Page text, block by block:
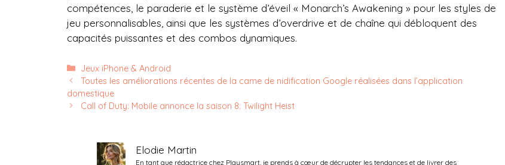
compétences, le paraderie et le système d’éveil « Monarch’s Awakening » pour les styles de
jeu personnalisables, ainsi que les systèmes d’overdrive et de chaîne qui débloquent des
capacités puissantes et des combos dynamiques.
Catégories
Jeux iPhone & Android
Toutes les améliorations récentes de la came de nidification Google réalisées dans l’application
domestique
Call of Duty: Mobile annonce la saison 8: Twilight Heist
Elodie Martin
En tant que rédactrice chez Playsmart, je prends à cœur de décrypter les tendances et de livrer des